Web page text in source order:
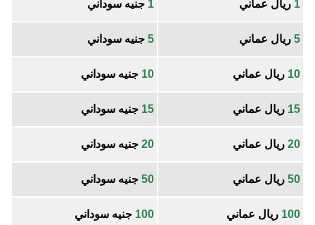
1 ريال عماني 1 جنيه سوداني
5 ريال عماني 5 جنيه سوداني
10 ريال عماني 10 جنيه سوداني
15 ريال عماني 15 جنيه سوداني
20 ريال عماني 20 جنيه سوداني
50 ريال عماني 50 جنيه سوداني
100 ريال عماني 100 جنيه سوداني